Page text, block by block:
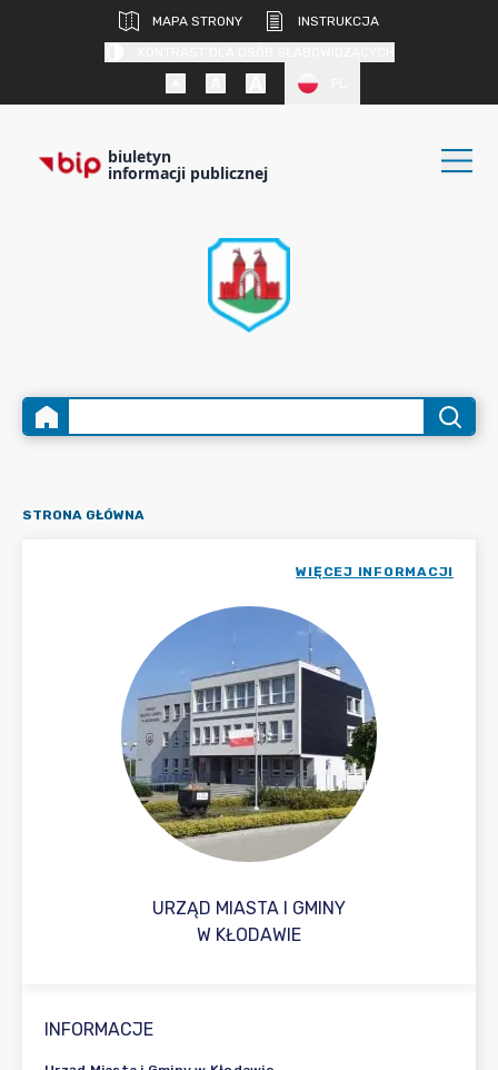
MAPA STRONY
INSTRUKCJA
biuletyn
informacji publicznej
STRONA GŁÓWNA
URZĄD MIASTA I GMINY
WIĘCEJ INFORMACJI
W KŁODAWIE
INFORMACJE